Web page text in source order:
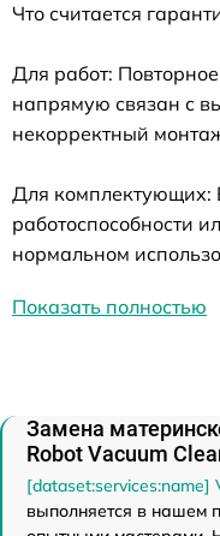
Что считается
Для работ:
напрямую связан с
некорректный
Для комплектующих:
работоспособности
нормальном
Показать полностью
Замена
Robot Vacuum
[dataset:services:name]
выполняется в нашем